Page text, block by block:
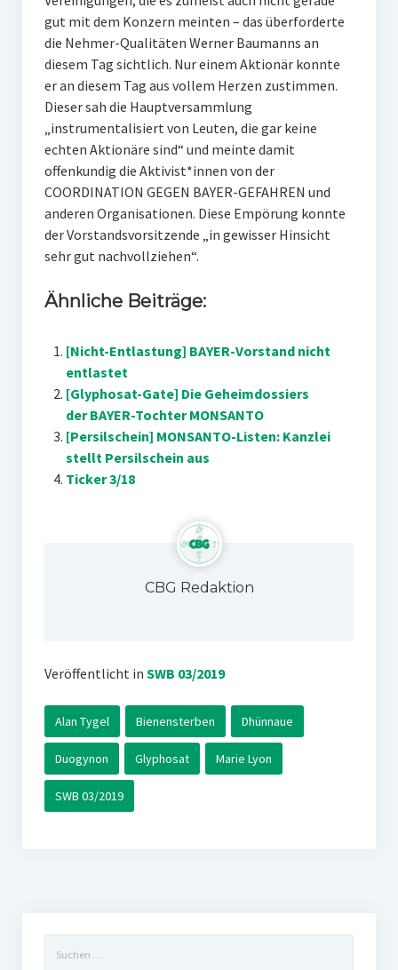
gut mit dem Konzern meinten – das überforderte
die Nehmer-Qualitäten Werner Baumanns an
diesem Tag sichtlich. Nur einem Aktionär konnte
er an diesem Tag aus vollem Herzen zustimmen.
Dieser sah die Hauptversammlung
„instrumentalisiert von Leuten, die gar keine
echten Aktionäre sind“ und meinte damit
offenkundig die Aktivist*innen von der
COORDINATION GEGEN BAYER-GEFAHREN und
anderen Organisationen. Diese Empörung konnte
der Vorstandsvorsitzende „in gewisser Hinsicht
sehr gut nachvollziehen“.
Ähnliche Beiträge:
[Nicht-Entlastung] BAYER-Vorstand nicht
entlastet
[Glyphosat-Gate] Die Geheimdossiers
der BAYER-Tochter MONSANTO
[Persilschein] MONSANTO-Listen: Kanzlei
stellt Persilschein aus
Ticker 3/18
CBG Redaktion
Veröffentlicht in SWB 03/2019
Alan Tygel Bienensterben Dhünnaue
Duogynon Glyphosat Marie Lyon
SWB 03/2019
nach: